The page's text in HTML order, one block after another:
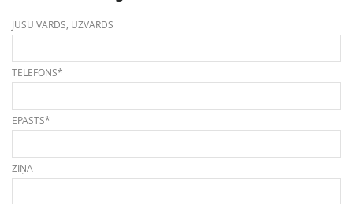
JŪSU VĀRDS, UZVĀRDS
TELEFONS*
EPASTS*
ZIŅA